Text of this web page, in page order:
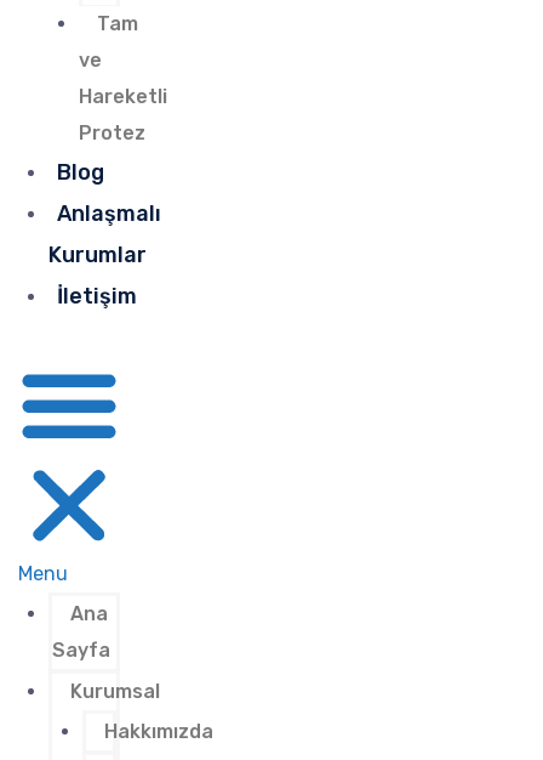
Tam
ve
Hareketli
Protez
Blog
Anlaşmalı
Kurumlar
İletişim
Menu
Ana
Sayfa
Kurumsal
Hakkımızda